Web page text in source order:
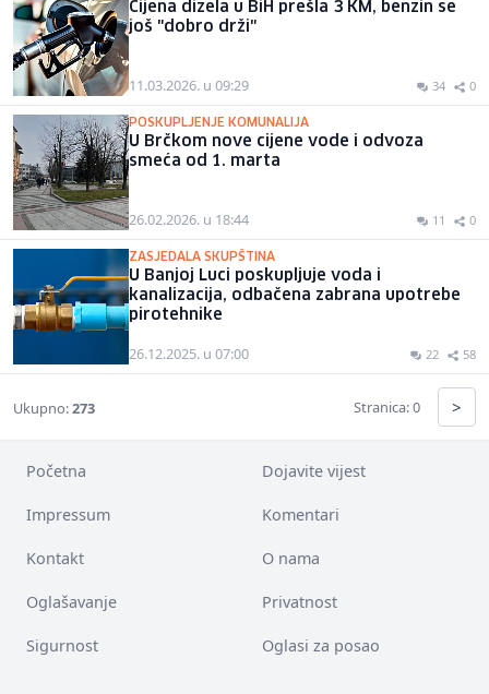
Cijena dizela u BiH prešla 3 KM, benzin se
još "dobro drži"
11.03.2026. u 09:29 34 0
POSKUPLJENJE KOMUNALIJA
U Brčkom nove cijene vode i odvoza
smeća od 1. marta
26.02.2026. u 18:44 11 0
ZASJEDALA SKUPŠTINA
U Banjoj Luci poskupljuje voda i
kanalizacija, odbačena zabrana upotrebe
pirotehnike
26.12.2025. u 07:00 22 58
Ukupno:273 Stranica: 0 >
Početna Dojavite vijest
Impressum Komentari
Kontakt O nama
Oglašavanje Privatnost
Sigurnost Oglasi za posao